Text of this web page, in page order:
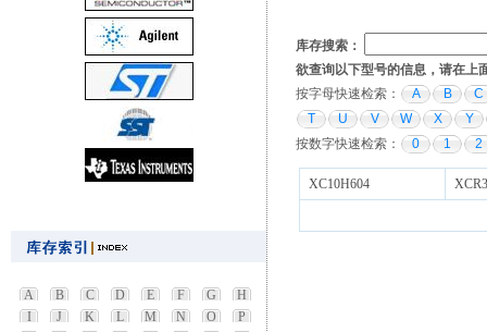
A B C D E F G
H
I
J K L M N O
P
库存搜索：
欲查询以下型号的信息，请在上
按字母快速检索：
A B
C
T
U V W X
Y
按数字快速检索：
0 1 2
XC10H604